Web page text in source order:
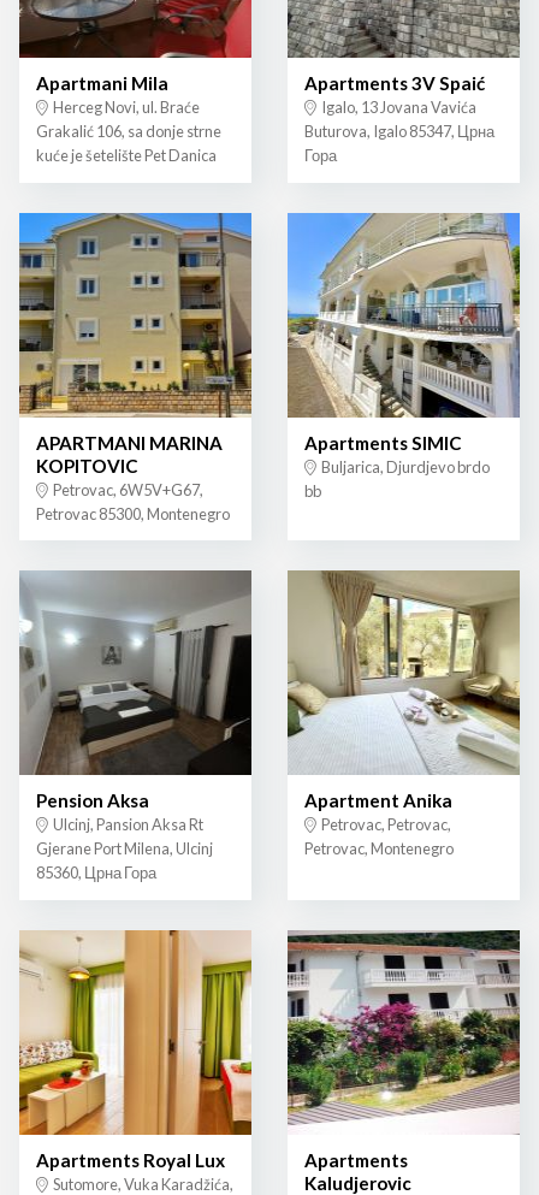
Apartmani Mila
Herceg Novi, ul. Braće
Grakalić 106, sa donje strne
kuće je šetelište Pet Danica
Apartments 3V Spaić
Igalo, 13 Jovana Vavića
Buturova, Igalo 85347, Црна
Гора
APARTMANI MARINA
KOPITOVIC
Petrovac, 6W5V+G67,
Petrovac 85300, Montenegro
Apartments SIMIC
Buljarica, Djurdjevo brdo
bb
Pension Aksa
Ulcinj, Pansion Aksa Rt
Gjerane Port Milena, Ulcinj
85360, Црна Гора
Apartment Anika
Petrovac, Petrovac,
Petrovac, Montenegro
Apartments Royal Lux
Sutomore, Vuka Karadžića,
Apartments
Kaludjerovic